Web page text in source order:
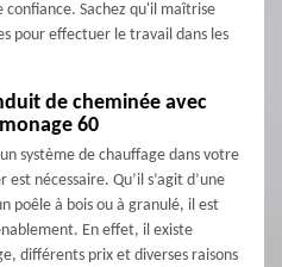
Sachez qu'il maîtrise
pour effectuer le travail dans les
de cheminée avec
60
système de chauffage dans votre
nécessaire. Qu’il s’agit d’une
poêle à bois ou à granulé, il est
En effet, il existe
différents prix et diverses raisons